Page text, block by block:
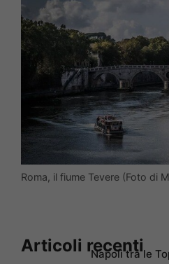
Roma, il fiume Tevere (Foto di
Articoli recenti
Napoli tra le